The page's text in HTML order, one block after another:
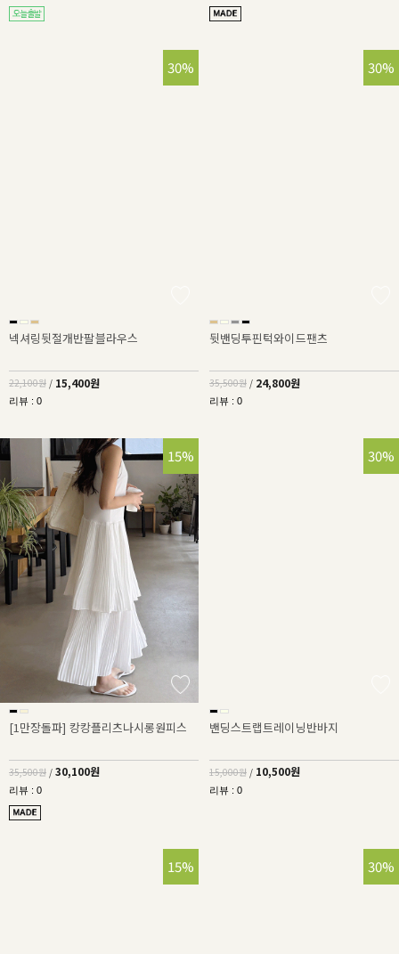
30%
넥셔링뒷절개반팔블라우스
22,100원 / 15,400원
리뷰 : 0
30%
뒷밴딩투핀턱와이드팬츠
35,500원 / 24,800원
리뷰 : 0
15%
[1만장돌파] 캉캉플리츠나시롱원피스
35,500원 / 30,100원
리뷰 : 0
30%
밴딩스트랩트레이닝반바지
15,000원 / 10,500원
리뷰 : 0
15% 30%